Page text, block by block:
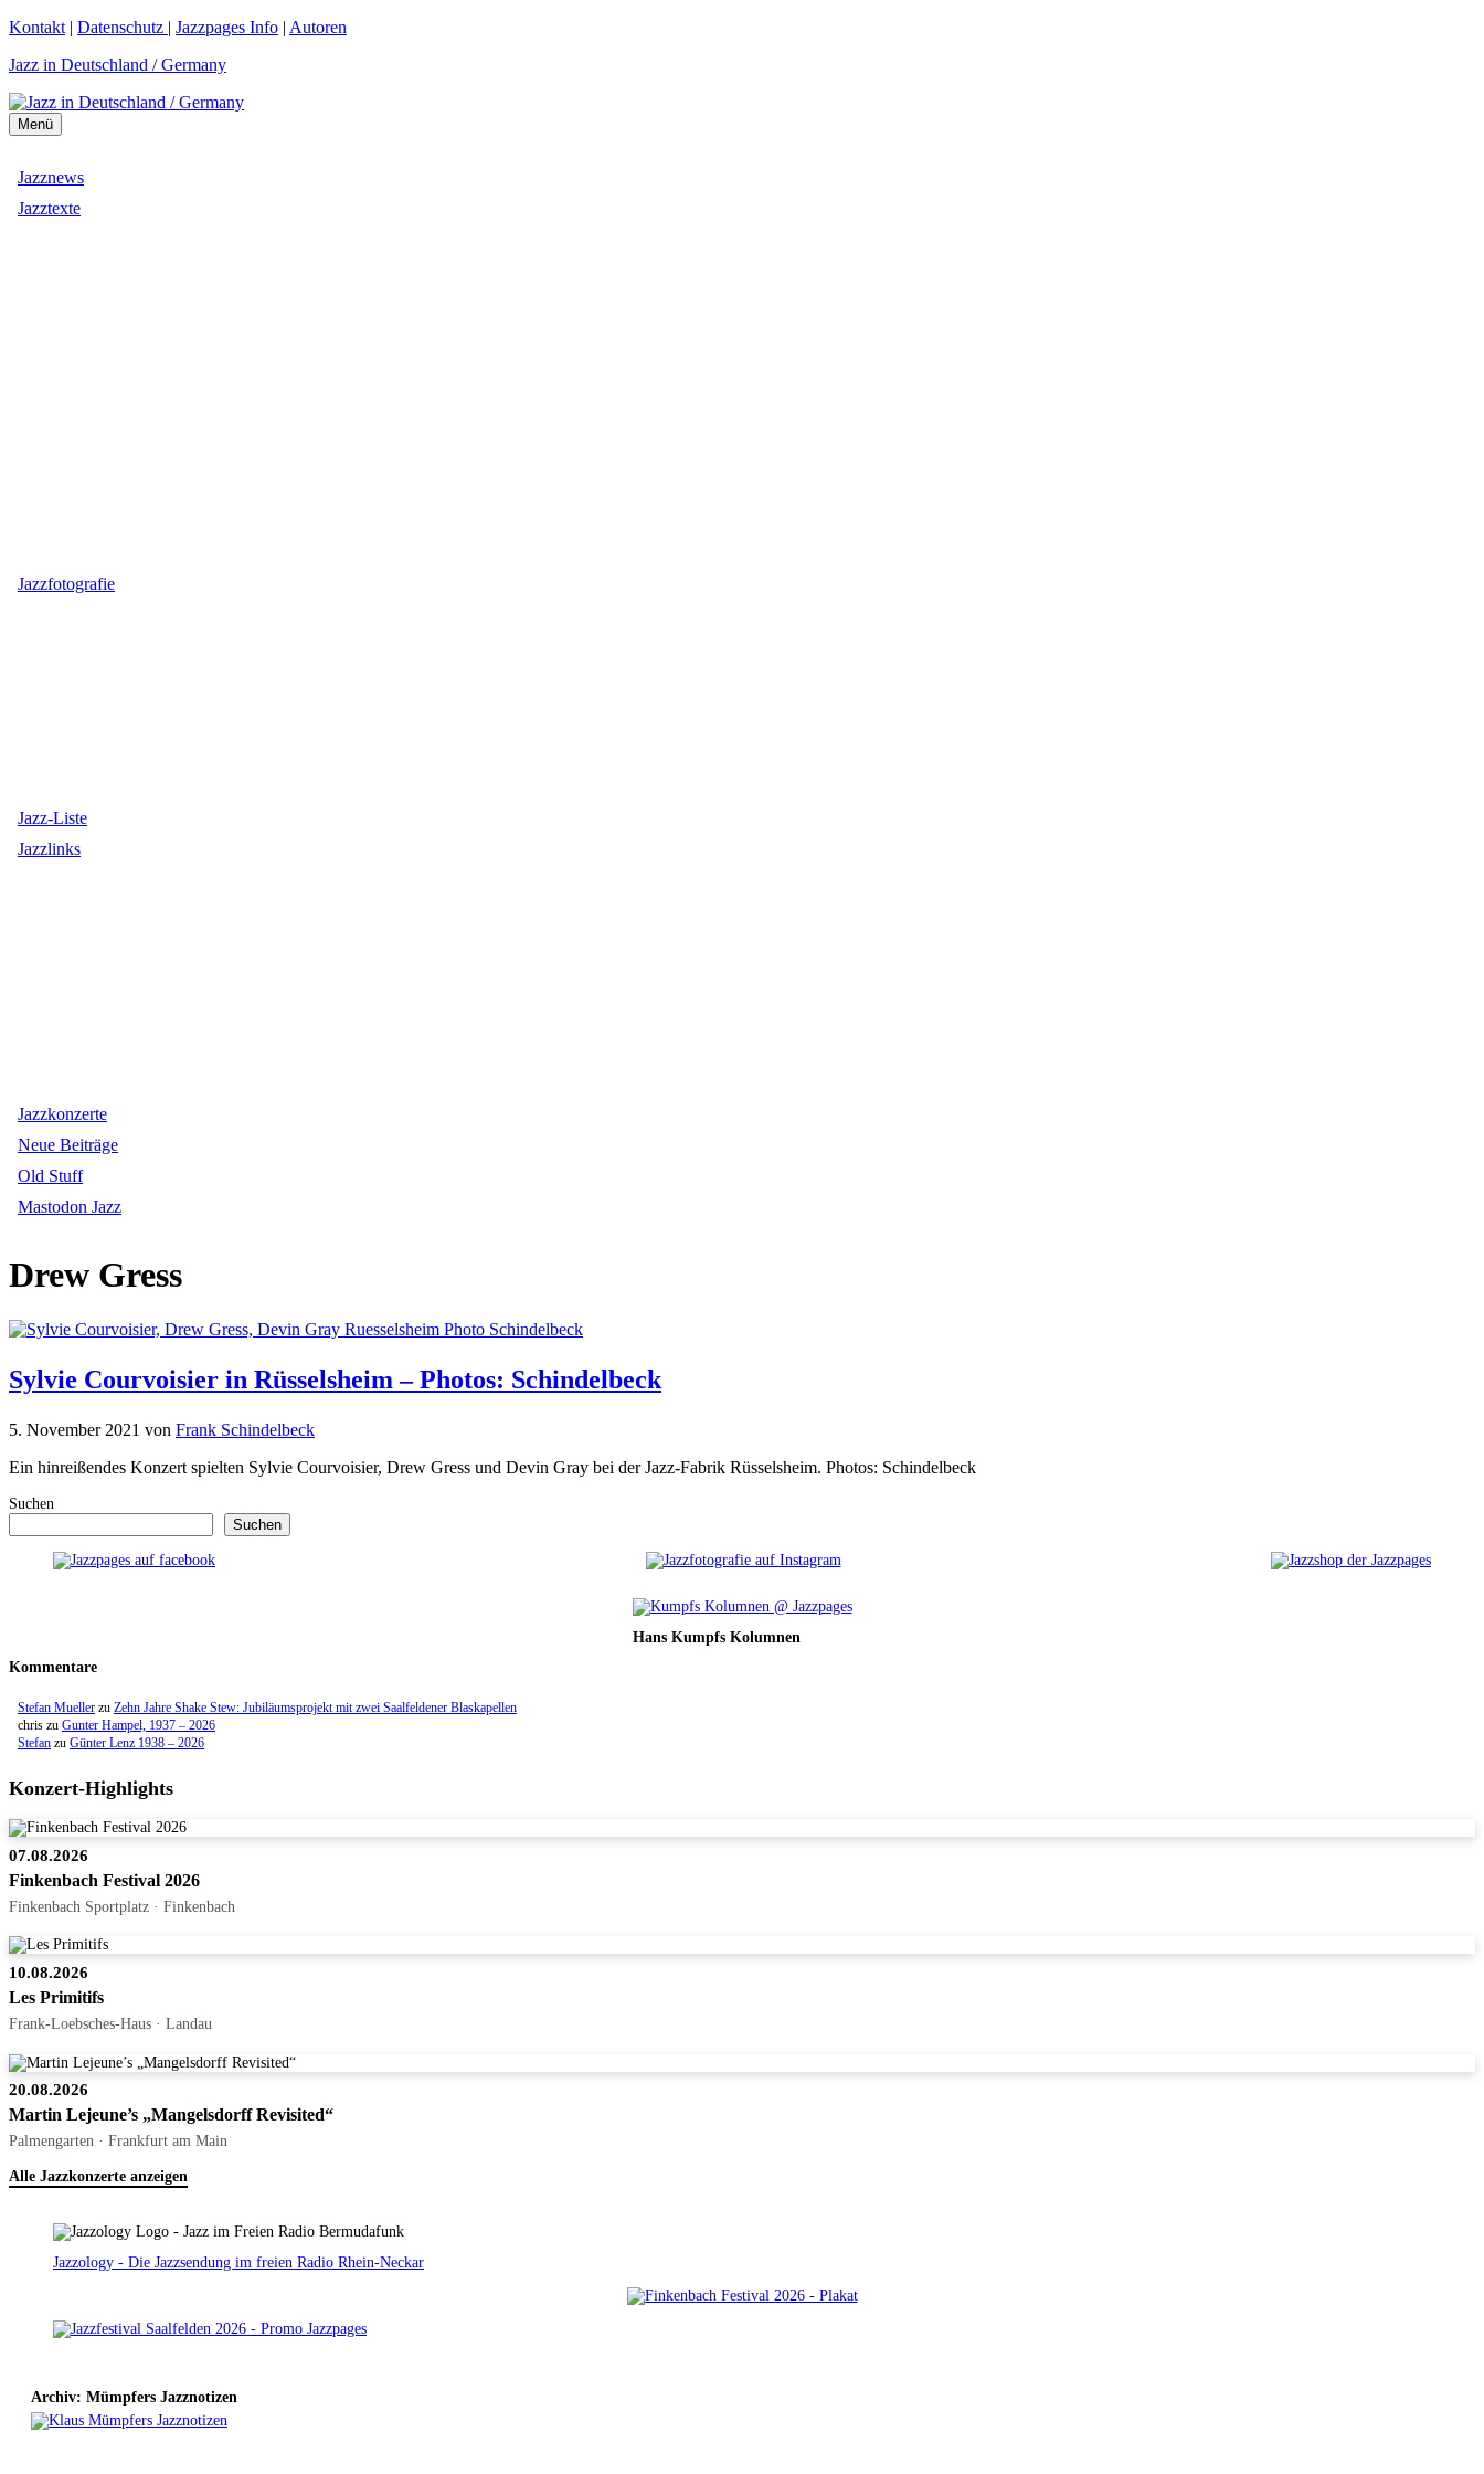
Zum
springen
Kontakt | Datenschutz | Jazzpages Info | Autoren
Jazz in Deutschland / Germany
Menü
Jazznews
Jazztexte
Jazzfotografie
Jazz-Liste
Jazzlinks
Jazzkonzerte
Neue Beiträge
Old Stuff
Mastodon Jazz
Drew Gress
Sylvie Courvoisier in Rüsselsheim – Photos: Schindelbeck
5. November 2021 von Frank Schindelbeck
Ein hinreißendes Konzert spielten Sylvie Courvoisier, Drew Gress und Devin Gray bei der Jazz-Fabrik Rüsselsheim. Photos: Schindelbeck
Suchen
Suchen
Hans Kumpfs Kolumnen
Kommentare
Stefan Mueller zu Zehn Jahre Shake Stew: Jubiläumsprojekt mit zwei Saalfeldener Blaskapellen
chris zu Gunter Hampel, 1937 – 2026
Stefan zu Günter Lenz 1938 – 2026
Konzert-Highlights
07.08.2026
Finkenbach Festival 2026
Finkenbach Sportplatz · Finkenbach
10.08.2026
Les Primitifs
Frank-Loebsches-Haus · Landau
20.08.2026
Martin Lejeune’s „Mangelsdorff Revisited“
Palmengarten · Frankfurt am Main
Alle Jazzkonzerte anzeigen
Jazzology - Die Jazzsendung im freien Radio Rhein-Neckar
Archiv: Mümpfers Jazznotizen